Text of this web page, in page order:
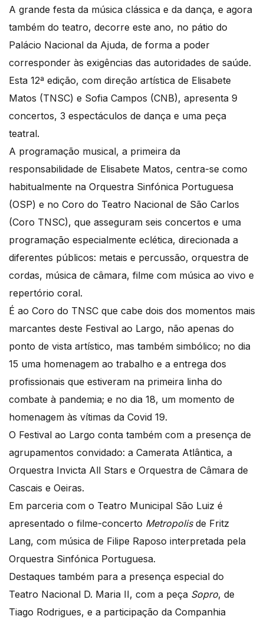
A grande festa da música clássica e da dança, e agora
também do teatro, decorre este ano, no pátio do
Palácio Nacional da Ajuda, de forma a poder
corresponder às exigências das autoridades de saúde.
Esta 12ª edição, com direção artística de Elisabete
Matos (TNSC) e Sofia Campos (CNB), apresenta 9
concertos, 3 espectáculos de dança e uma peça
teatral.
A programação musical, a primeira da
responsabilidade de Elisabete Matos, centra-se como
habitualmente na Orquestra Sinfónica Portuguesa
(OSP) e no Coro do Teatro Nacional de São Carlos
(Coro TNSC), que asseguram seis concertos e uma
programação especialmente eclética, direcionada a
diferentes públicos: metais e percussão, orquestra de
cordas, música de câmara, filme com música ao vivo e
repertório coral.
É ao Coro do TNSC que cabe dois dos momentos mais
marcantes deste Festival ao Largo, não apenas do
ponto de vista artístico, mas também simbólico; no dia
15 uma homenagem ao trabalho e a entrega dos
profissionais que estiveram na primeira linha do
combate à pandemia; e no dia 18, um momento de
homenagem às vítimas da Covid 19.
O Festival ao Largo conta também com a presença de
agrupamentos convidado: a Camerata Atlântica, a
Orquestra Invicta All Stars e Orquestra de Câmara de
Cascais e Oeiras.
Em parceria com o Teatro Municipal São Luiz é
apresentado o filme-concerto Metropolis de Fritz
Lang, com música de Filipe Raposo interpretada pela
Orquestra Sinfónica Portuguesa.
Destaques também para a presença especial do
Teatro Nacional D. Maria II, com a peça Sopro, de
Tiago Rodrigues, e a participação da Companhia